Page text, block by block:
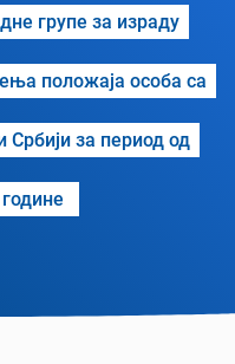
групе за израду
положаја особа са
за период од